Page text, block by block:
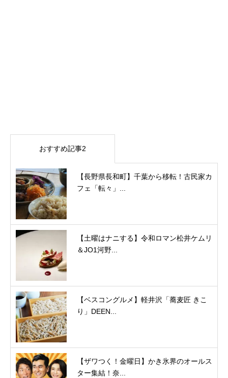
おすすめ記事2
【長野県長和町】千葉から移転！古民家カ
フェ「転々」...
【土曜はナニする】令和ロマン松井ケムリ
＆JO1河野...
【ベスコングルメ】軽井沢「蕎麦匠 きこ
り」DEEN...
【ザワつく！金曜日】かき氷界のオールス
ター集結！奈...